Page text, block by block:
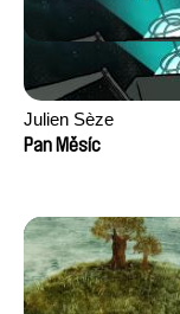
Julien Sèze
Pan Měsíc